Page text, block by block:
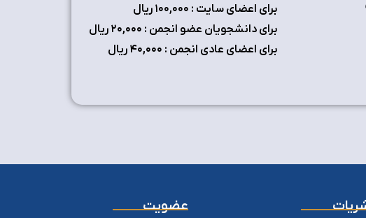
برای اعضای سایت : ۱٠٠,٠٠٠ ریال
برای دانشجویان عضو انجمن : ۲٠,٠٠٠ ریال
برای اعضای عادی انجمن : ۴٠,٠٠٠ ریال
عضویت